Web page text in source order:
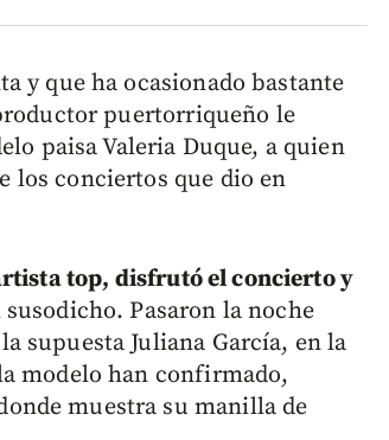
y que ha ocasionado bastante
puertorriqueño le
paisa Valeria Duque, a quien
los conciertos que dio en
top, disfrutó el concierto y
Pasaron la noche
supuesta Juliana García, en la
modelo han confirmado,
muestra su manilla de